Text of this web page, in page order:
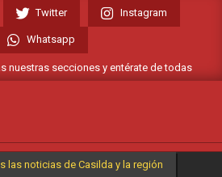
Twitter Instagram
Whatsapp
secciones y entérate de todas las
las noticias de Casilda y la región